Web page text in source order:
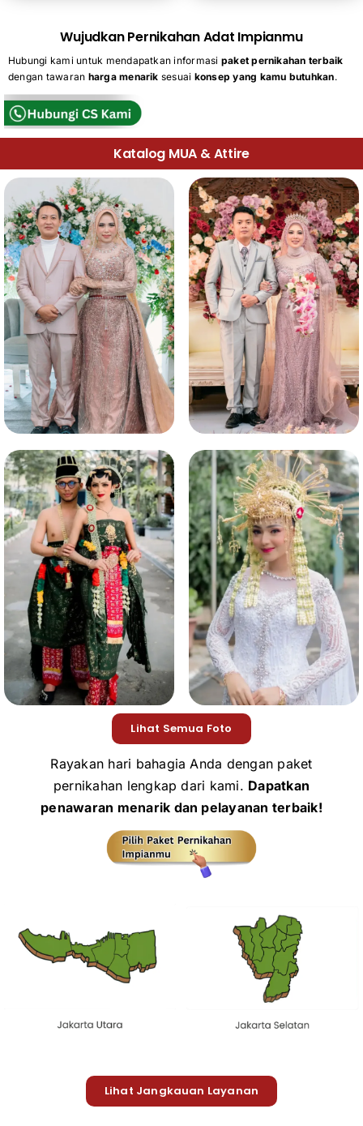
Wujudkan Pernikahan Adat Impianmu
Hubungi kami untuk mendapatkan informasi paket pernikahan terbaik
dengan tawaran harga menarik sesuai konsep yang kamu butuhkan.
Katalog MUA & Attire
Lihat Semua Foto
Rayakan hari bahagia Anda dengan paket
pernikahan lengkap dari kami. Dapatkan
penawaran menarik dan pelayanan terbaik!
Lihat Jangkauan Layanan